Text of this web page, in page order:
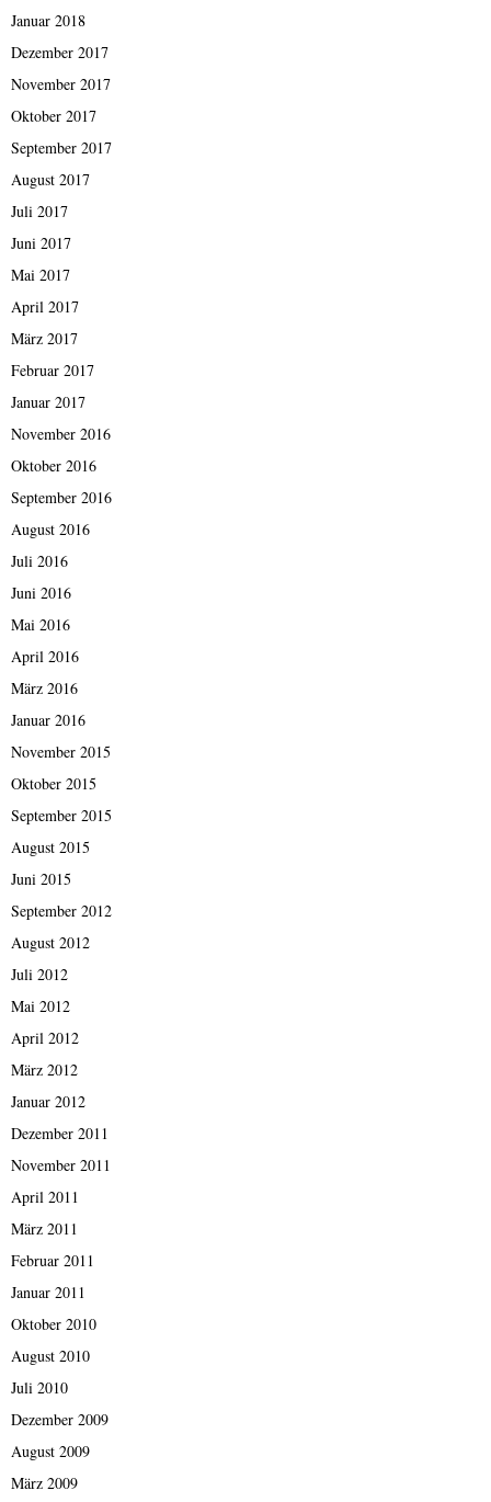
Januar 2018
Dezember 2017
November 2017
Oktober 2017
September 2017
August 2017
Juli 2017
Juni 2017
Mai 2017
April 2017
März 2017
Februar 2017
Januar 2017
November 2016
Oktober 2016
September 2016
August 2016
Juli 2016
Juni 2016
Mai 2016
April 2016
März 2016
Januar 2016
November 2015
Oktober 2015
September 2015
August 2015
Juni 2015
September 2012
August 2012
Juli 2012
Mai 2012
April 2012
März 2012
Januar 2012
Dezember 2011
November 2011
April 2011
März 2011
Februar 2011
Januar 2011
Oktober 2010
August 2010
Juli 2010
Dezember 2009
August 2009
März 2009